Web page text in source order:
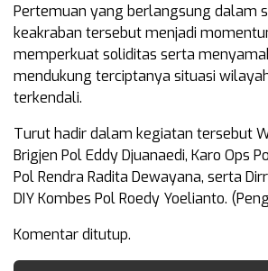
Pertemuan yang berlangsung dalam
keakraban tersebut menjadi
memperkuat soliditas serta
mendukung terciptanya situasi
terkendali.
Turut hadir dalam kegiatan tersebut
Brigjen Pol Eddy Djuanaedi, Karo Ops
Pol Rendra Radita Dewayana, serta
DIY Kombes Pol Roedy Yoelianto.
Komentar ditutup.